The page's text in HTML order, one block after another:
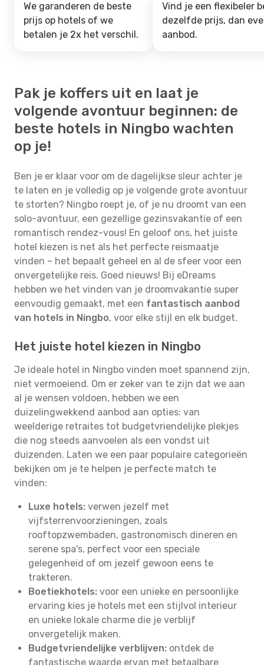
We garanderen de beste
prijs op hotels of we
betalen je 2x het verschil.
Vind je een flexibeler
dezelfde prijs, dan
aanbod.
Pak je koffers uit en laat je
volgende avontuur beginnen: de
beste hotels in Ningbo wachten
op je!
Ben je er klaar voor om de dagelijkse sleur achter je
te laten en je volledig op je volgende grote avontuur
te storten? Ningbo roept je, of je nu droomt van een
solo-avontuur, een gezellige gezinsvakantie of een
romantisch rendez-vous! En geloof ons, het juiste
hotel kiezen is net als het perfecte reismaatje
vinden – het bepaalt geheel en al de sfeer voor een
onvergetelijke reis. Goed nieuws! Bij eDreams
hebben we het vinden van je droomvakantie super
eenvoudig gemaakt, met een fantastisch aanbod
van hotels in Ningbo, voor elke stijl en elk budget.
Het juiste hotel kiezen in Ningbo
Je ideale hotel in Ningbo vinden moet spannend zijn,
niet vermoeiend. Om er zeker van te zijn dat we aan
al je wensen voldoen, hebben we een
duizelingwekkend aanbod aan opties: van
weelderige retraites tot budgetvriendelijke plekjes
die nog steeds aanvoelen als een vondst uit
duizenden. Laten we een paar populaire categorieën
bekijken om je te helpen je perfecte match te
vinden:
Luxe hotels: verwen jezelf met
vijfsterrenvoorzieningen, zoals
rooftopzwembaden, gastronomisch dineren en
serene spa's, perfect voor een speciale
gelegenheid of om jezelf gewoon eens te
trakteren.
Boetiekhotels: voor een unieke en persoonlijke
ervaring kies je hotels met een stijlvol interieur
en unieke lokale charme die je verblijf
onvergetelijk maken.
Budgetvriendelijke verblijven: ontdek de
fantastische waarde ervan met betaalbare